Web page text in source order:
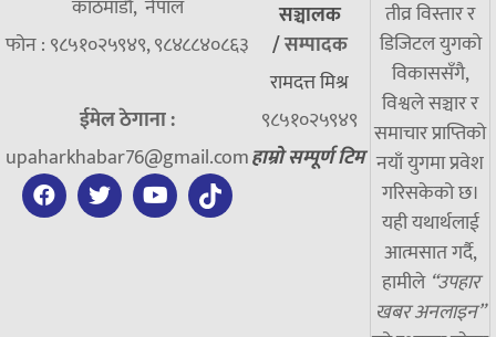
काठमाडौँ, नेपाल
फोन : ९८५१०२५९४९, ९८४८८४०८६३
ईमेल ठेगाना :
upaharkhabar76@gmail.com
सञ्चालक
/सम्पादक
रामदत्त मिश्र
९८५१०२५९४९
हाम्रो सम्पूर्ण टिम
तीव्र विस्तार र
डिजिटल युगको
विकाससँगै,
विश्वले सञ्चार र
समाचार प्राप्तिको
नयाँ युगमा प्रवेश
गरिसकेको छ।
यही यथार्थलाई
आत्मसात गर्दै,
हामीले “उपहार
खबर अनलाइन”